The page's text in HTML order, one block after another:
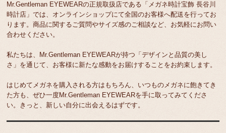
Mr.Gentleman EYEWEARの正規取扱店である「メガネ時計宝飾 長谷川
時計店」では、オンラインショップにて全国のお客様へ配送を行ってお
ります。商品に関するご質問やサイズ感のご相談など、お気軽にお問い
合わせください。
私たちは、Mr.Gentleman EYEWEARが持つ「デザインと品質の美し
さ」を通じて、お客様に新たな感動をお届けすることをお約束します。
はじめてメガネを購入される方はもちろん、いつものメガネに飽きてき
た方も、ぜひ一度Mr.Gentleman EYEWEARを手に取ってみてくださ
い。きっと、新しい自分に出会えるはずです。